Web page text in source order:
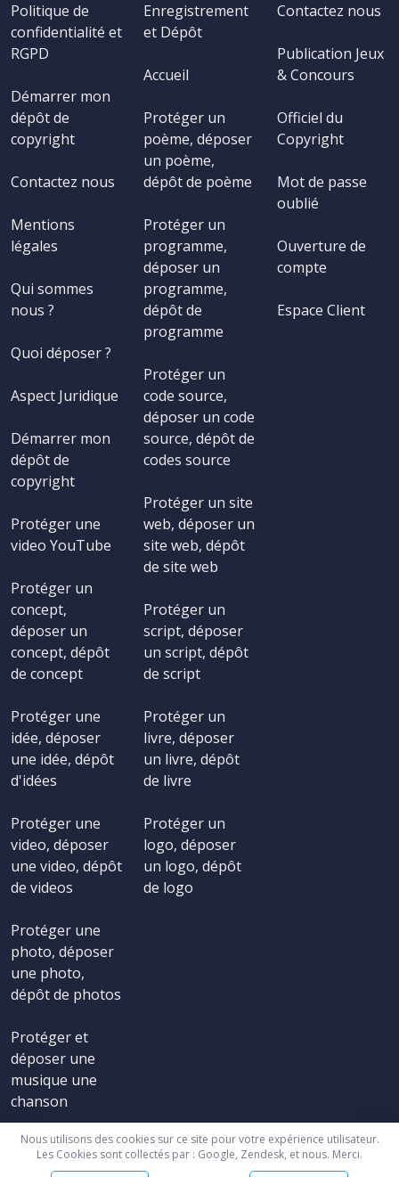
Politique de
confidentialité et
RGPD
Démarrer mon
dépôt de
copyright
Contactez nous
Mentions
légales
Qui sommes
nous ?
Quoi déposer ?
Aspect Juridique
Démarrer mon
dépôt de
copyright
Protéger une
video YouTube
Protéger un
concept,
déposer un
concept, dépôt
de concept
Protéger une
idée, déposer
une idée, dépôt
d'idées
Protéger une
video, déposer
une video, dépôt
de videos
Protéger une
photo, déposer
une photo,
dépôt de photos
Protéger et
déposer une
musique une
chanson
Enregistrement
et Dépôt
Accueil
Protéger un
poème, déposer
un poème,
dépôt de poème
Protéger un
programme,
déposer un
programme,
dépôt de
programme
Protéger un
code source,
déposer un code
source, dépôt de
codes source
Protéger un site
web, déposer un
site web, dépôt
de site web
Protéger un
script, déposer
un script, dépôt
de script
Protéger un
livre, déposer
un livre, dépôt
de livre
Protéger un
logo, déposer
un logo, dépôt
de logo
Contactez nous
Publication Jeux
& Concours
Officiel du
Copyright
Mot de passe
oublié
Ouverture de
compte
Espace Client
Nous utilisons des cookies sur ce site pour votre expérience utilisateur.
Les Cookies sont collectés par : Google, Zendesk, et nous. Merci.